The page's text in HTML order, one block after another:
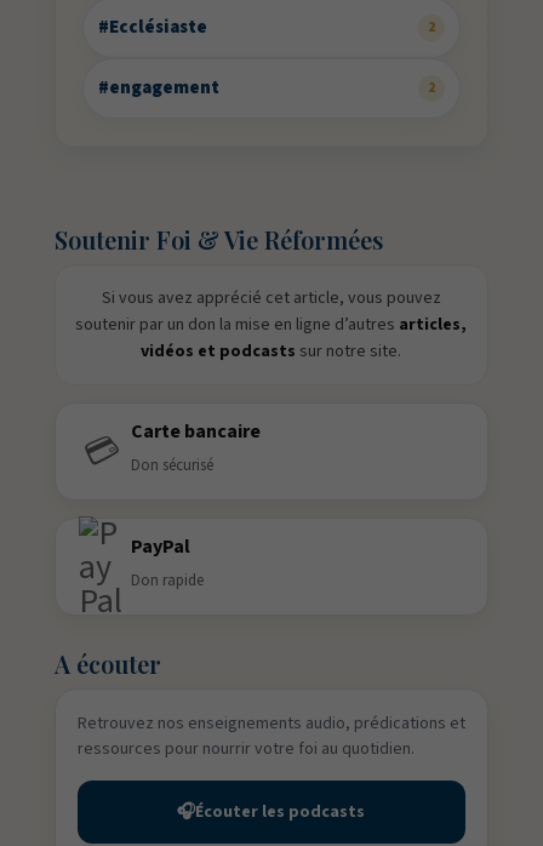
#Ecclésiaste 2
#engagement 2
Soutenir Foi & Vie Réformées
Si vous avez apprécié cet article, vous pouvez
soutenir par un don la mise en ligne d’autres articles,
vidéos et podcasts sur notre site.
💳 Carte bancaire
Don sécurisé
PayPal
Don rapide
A écouter
Retrouvez nos enseignements audio, prédications et
ressources pour nourrir votre foi au quotidien.
🎧Écouter les podcasts